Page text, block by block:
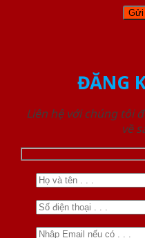
ĐĂNG
Liên hệ với chúng tôi
về